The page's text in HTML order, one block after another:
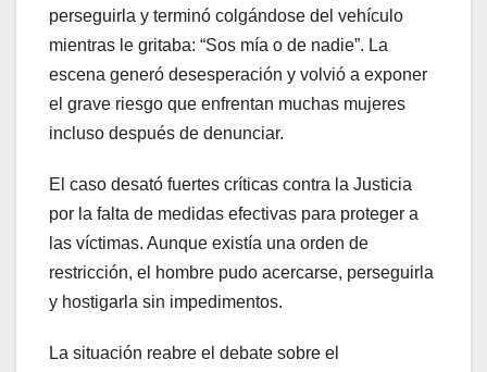
perseguirla y terminó colgándose del vehículo
mientras le gritaba: “Sos mía o de nadie”. La
escena generó desesperación y volvió a exponer
el grave riesgo que enfrentan muchas mujeres
incluso después de denunciar.
El caso desató fuertes críticas contra la Justicia
por la falta de medidas efectivas para proteger a
las víctimas. Aunque existía una orden de
restricción, el hombre pudo acercarse, perseguirla
y hostigarla sin impedimentos.
La situación reabre el debate sobre el